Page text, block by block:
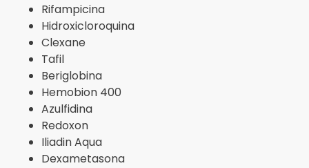
Rifampicina
Hidroxicloroquina
Clexane
Tafil
Beriglobina
Hemobion 400
Azulfidina
Redoxon
Iliadin Aqua
Dexametasona